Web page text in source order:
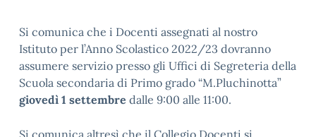
Si comunica che i Docenti assegnati al nostro
Istituto per l’Anno Scolastico 2022/23 dovranno
assumere servizio presso gli Uffici di Segreteria della
Scuola secondaria di Primo grado “M.Pluchinotta”
giovedì 1 settembre dalle 9:00 alle 11:00.
Si comunica altresì che il Collegio Docenti si